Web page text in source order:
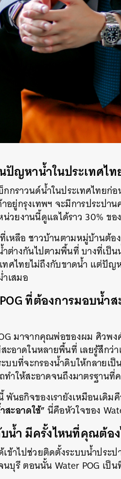
ญหาน้ำในประเทศไท
กกราวนด์น้ำในประเทศไทย
อยู่กรุงเทพฯ จะมีการประป
วยงานนี้ดูแลได้ราว 30% ขอ
หลือ ชาวบ้านตามหมู่บ้านต้อ
ต่างกันไปตามพื้นที่ บางที่เป็
ศไทยไม่ถึงกับขาดน้ำ แต่ปัญ
เสมอ
ที่ต้องการมอบน้ำ
มาจากคุณพ่อของผม ศิว
อาดในหลายพื้นที่ เลยรู้สึกว่
บที่จะกรองน้ำดิบให้กลายเป็
ำให้สะอาดจนถึงมาตรฐานที่
นธกิจของเรายังเหมือนเดิม
ะอาดใช้” นี่คือหัวใจของ
น้ำ มีครั้งไหนที่คุณต้อ
เข้าไปช่วยติดตั้งระบบน้ำปร
บุรี ตอนนั้น Water POG เป็